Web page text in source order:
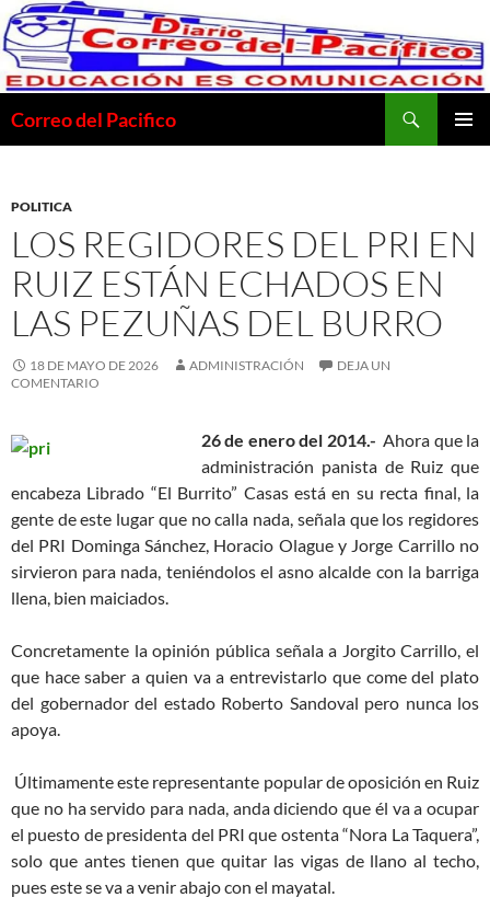
Saltar
al
contenido
Correo del Pacifico
POLITICA
LOS REGIDORES DEL PRI EN
RUIZ ESTÁN ECHADOS EN
LAS PEZUÑAS DEL BURRO
18 DE MAYO DE 2026 ADMINISTRACIÓN
DEJA UN
COMENTARIO
26 de enero del 2014.- Ahora que la
administración panista de Ruiz que
encabeza Librado “El Burrito” Casas está en su recta final, la
gente de este lugar que no calla nada, señala que los regidores
del PRI Dominga Sánchez, Horacio Olague y Jorge Carrillo no
sirvieron para nada, teniéndolos el asno alcalde con la barriga
llena, bien maiciados.
Concretamente la opinión pública señala a Jorgito Carrillo, el
que hace saber a quien va a entrevistarlo que come del plato
del gobernador del estado Roberto Sandoval pero nunca los
apoya.
Últimamente este representante popular de oposición en Ruiz
que no ha servido para nada, anda diciendo que él va a ocupar
el puesto de presidenta del PRI que ostenta “Nora La Taquera”,
solo que antes tienen que quitar las vigas de llano al techo,
pues este se va a venir abajo con el mayatal.